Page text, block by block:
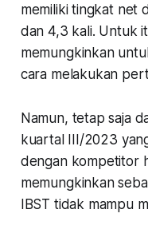
memiliki tingkat net
dan 4,3 kali. Untuk
memungkinkan
cara melakukan
Namun, tetap saja
kuartal III/2023
dengan kompetitor
memungkinkan
IBST tidak mampu